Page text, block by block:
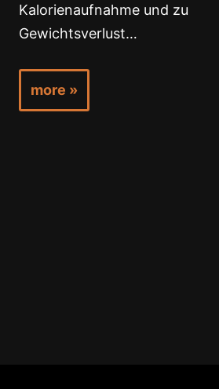
Kalorienaufnahme und zu
Gewichtsverlust…
more »